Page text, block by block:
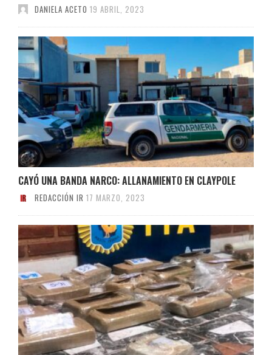
DANIELA ACETO 19 ABRIL, 2023
CAYÓ UNA BANDA NARCO: ALLANAMIENTO EN CLAYPOLE
REDACCIÓN IR 17 MARZO, 2023